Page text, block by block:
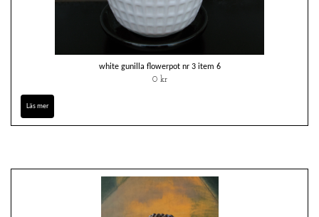
white gunilla flowerpot nr 3 item 6
0 kr
Läs mer